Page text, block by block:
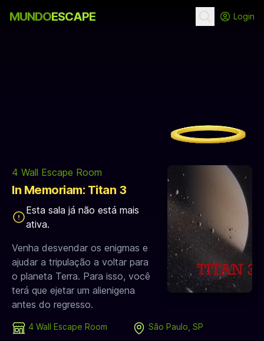
MUNDOESCAPE Login
4 Wall Escape Room
In Memoriam: Titan 3
Esta sala já não está mais
ativa.
Venha desvendar os enigmas e
ajudar a tripulação a voltar para
o planeta Terra. Para isso, você
terá que ejetar um alienigena
antes do regresso.
4 Wall Escape Room São Paulo, SP